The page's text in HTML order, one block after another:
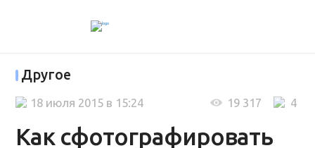
Другое
Как сфотографировать
4
19 317
18 июля 2015 в 15:24